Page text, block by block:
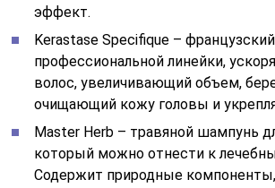
эффект.
Kerastase Specifique –
профессиональной линейки,
волос, увеличивающий объем,
очищающий кожу головы и
Master Herb – травяной шампунь
который можно отнести к
Содержит природные